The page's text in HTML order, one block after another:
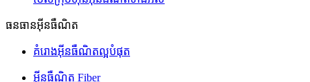
ធនធានអ៊ីនធឺណិត
គំរោងអ៊ីនធឺណិតល្អបំផុត
អ៊ីនធឺណិត Fiber